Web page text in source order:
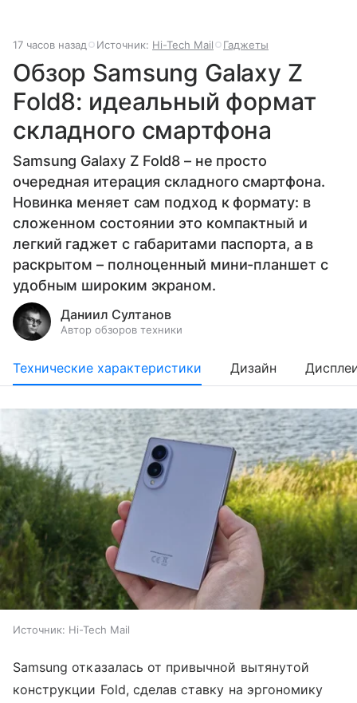
17 часов назад Источник: Hi-Tech Mail Гаджеты
Обзор Samsung Galaxy Z
Fold8: идеальный формат
складного смартфона
Samsung Galaxy Z Fold8 – не просто
очередная итерация складного смартфона.
Новинка меняет сам подход к формату: в
сложенном состоянии это компактный и
легкий гаджет с габаритами паспорта, а в
раскрытом – полноценный мини-планшет с
удобным широким экраном.
Даниил Султанов
Автор обзоров техники
Технические характеристики Дизайн
Источник: Hi-Tech Mail
Samsung отказалась от привычной вытянутой
конструкции Fold, сделав ставку на эргономику